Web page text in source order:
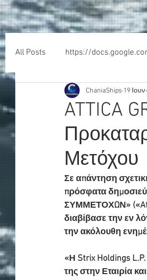
All Posts https://
ATTICA
Μετόχου
ChaniaShips 19 Ιουν
Σε απάντηση
πρόσφατα
ΣΥΜΜΕΤΟΧΩΝ»
διαβίβασε την εν
την ακόλουθη
«Η Strix Holdings
της στην Εταιρία